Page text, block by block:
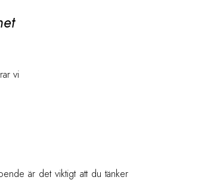
vi
är det viktigt att du tänker